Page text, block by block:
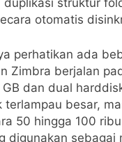
struktur
otomatis
perhatikan ada
Zimbra berjalan
dan dual
besar,
50 hingga 100
digunakan sebagai